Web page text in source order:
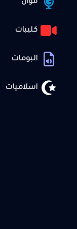
موال
كليبات
البومات
اسلاميات